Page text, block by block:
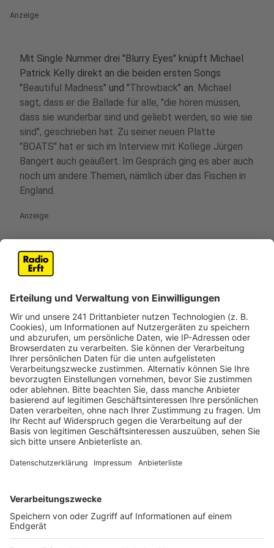
Anzeige
Mit Single Nummer drei "Blurry Eyes" knüpft Michael
Patrick Kelly direkt an die beiden ersten Songs
"Beautiful Madness" und "Throwback" an. Michael
sagt, dass er die Ballade für alle, "die hören müssen,
dass sie wunderbar sind und geliebt werden, so wie sie
sind", geschrieben hat. Zu seiner neuen Platte
"BOATS" hat er sich im Interview mit Kollege Jürgen
Bangert auch geäußert. Im Gespräch ging es aber auch
noch um andere Themen, nämlich über das Fischen in
England.
Anzeige
Zustimmung, um den YouTube
Video-Service zu laden!
Wir verwenden einen Service eines
Drittanbieters, um Videoinhalte
einzubetten. Dieser Service kann
Daten zu Ihren Aktivitäten
sammeln. Bitte lesen Sie die
Details durch und stimmen Sie der
Nutzung des Service zu, um dieses
Video anzusehen.
Management Platform
Michael Patrick Kelly - Blurry Eyes (Official Video)